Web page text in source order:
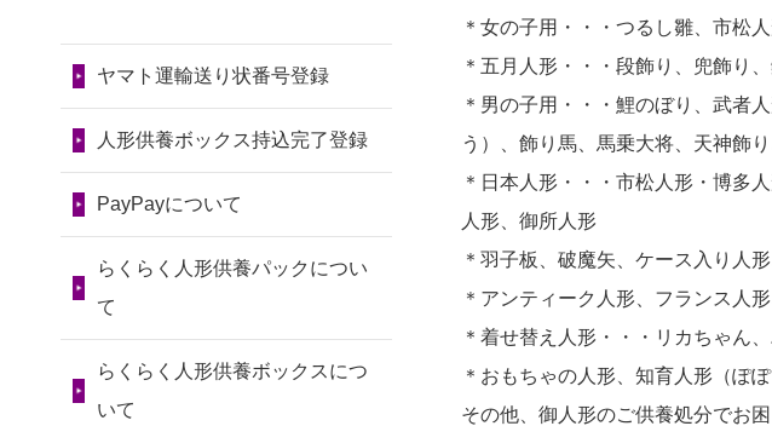
＊女の子用・・・つるし雛、市松
＊五月人形・・・段飾り、兜飾り
＊男の子用・・・鯉のぼり、武者
う）、飾り馬、馬乗大将、天神飾
＊日本人形・・・市松人形・博多
人形、御所人形
＊羽子板、破魔矢、ケース入り人
＊アンティーク人形、フランス人
＊着せ替え人形・・・リカちゃん
＊おもちゃの人形、知育人形（ぽ
その他、御人形のご供養処分でお
神奈川の方からお申込み
2026/07/29 15:08
2026/07/29 12:23
大阪府の方からお申込み
2026/07/10家から近かったの
で。
2026/07/08誰も住んでいない
実家の片付けを始めました。
...
2026/07/06 9年間自由が丘店を
見守ってくれてありがとう。
2026/07/05
しっかりとお人形
が、きちんと供養してもらえ
るのですか？
お願いできますか？
2024/01/13供養後の通知はも
らえますか？
第80回人形供養祭
第79回人形供養祭
令和7年8月2日(土)
第78回人形供養祭
令和7年6月20日(金)
ヤマト運輸送り状番号登録
人形供養ボックス持込完了登録
PayPayについて
らくらく人形供養パックについ
て
らくらく人形供養ボックスにつ
いて